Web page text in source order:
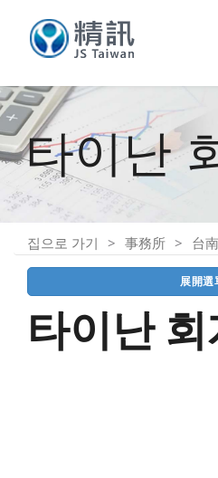
타이난
집으로 가기 事務所 台
展開選
타이난